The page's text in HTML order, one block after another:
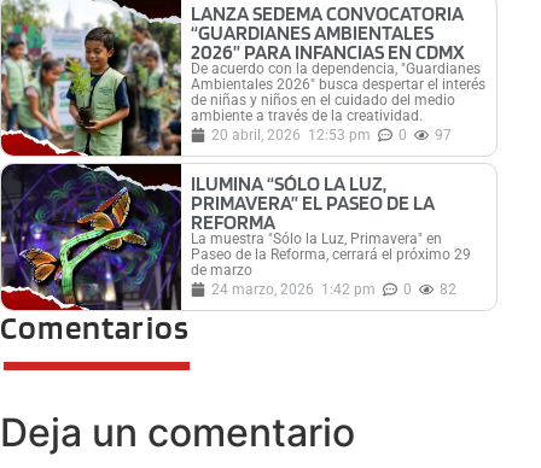
LANZA SEDEMA CONVOCATORIA
“GUARDIANES AMBIENTALES
2026” PARA INFANCIAS EN CDMX
De acuerdo con la dependencia, "Guardianes
Ambientales 2026" busca despertar el interés
de niñas y niños en el cuidado del medio
ambiente a través de la creatividad.
20 abril, 2026 12:53 pm 0 97
ILUMINA “SÓLO LA LUZ,
PRIMAVERA” EL PASEO DE LA
REFORMA
La muestra "Sólo la Luz, Primavera" en
Paseo de la Reforma, cerrará el próximo 29
de marzo
24 marzo, 2026 1:42 pm 0 82
Comentarios
Deja un comentario